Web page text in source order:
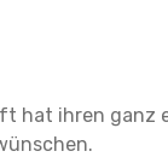
hat ihren ganz